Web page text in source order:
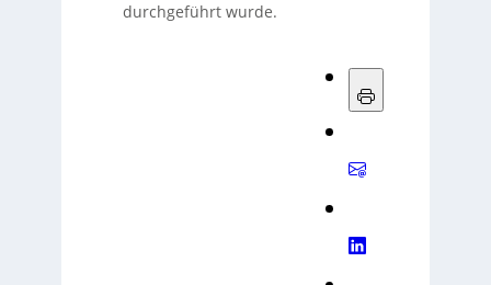
durchgeführt wurde.